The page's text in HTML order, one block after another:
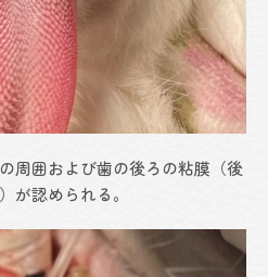
周囲および歯の後ろの粘膜（後
が認められる。